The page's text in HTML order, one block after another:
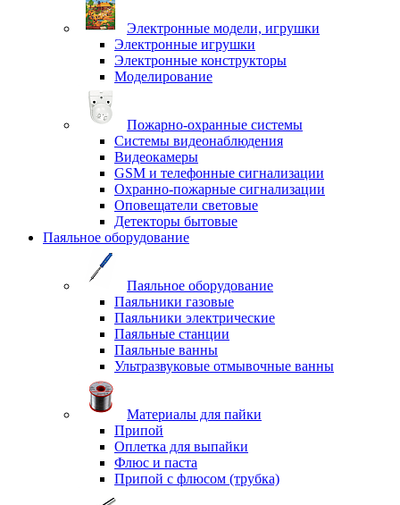
Электронные модели, игрушки
Электронные игрушки
Электронные конструкторы
Моделирование
Пожарно-охранные системы
Системы видеонаблюдения
Видеокамеры
GSM и телефонные сигнализации
Охранно-пожарные сигнализации
Оповещатели световые
Детекторы бытовые
Паяльное оборудование
Паяльное оборудование
Паяльники газовые
Паяльники электрические
Паяльные станции
Паяльные ванны
Ультразвуковые отмывочные ванны
Материалы для пайки
Припой
Оплетка для выпайки
Флюс и паста
Припой с флюсом (трубка)